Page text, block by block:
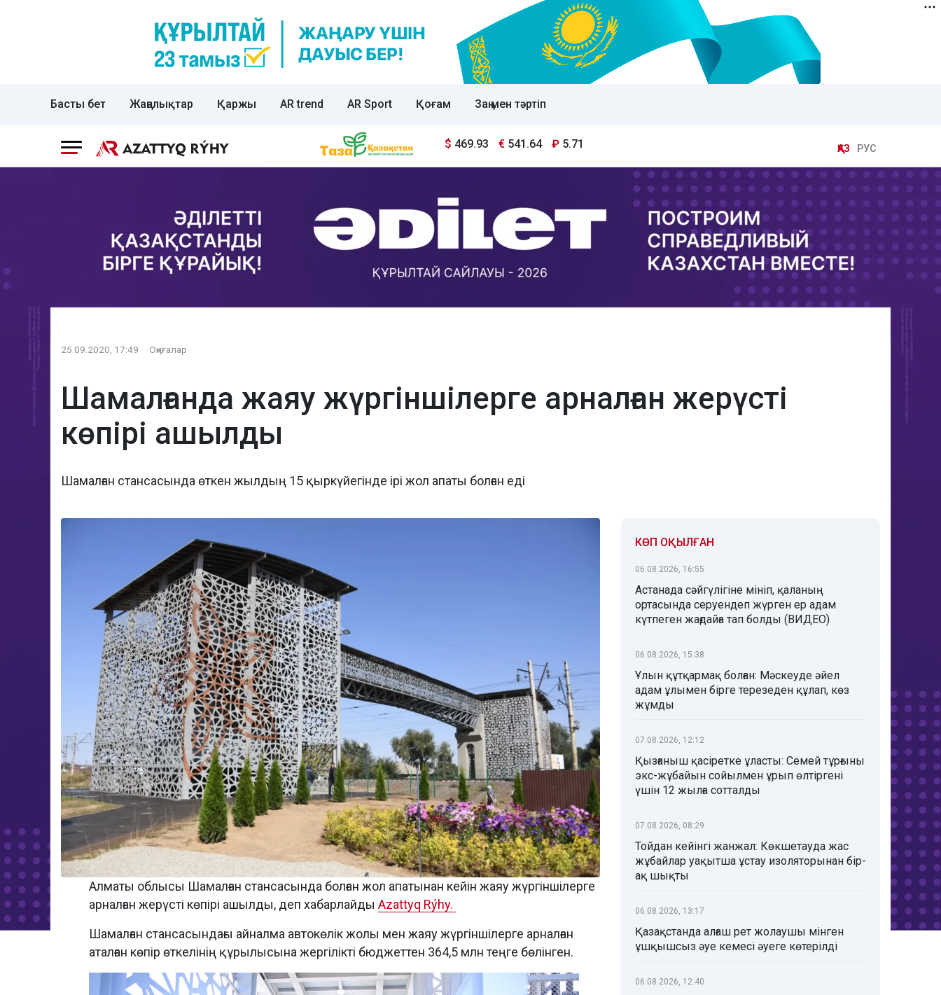
Басты бет Жаңалықтар Қаржы AR trend AR Sport Қоғам Заң мен тәртіп
$ 469.93 € 541.64 ₽ 5.71 ҚАЗ РУС
25.09.2020, 17:49 Оқиғалар
Шамалғанда жаяу жүргіншілерге арналған жерүсті
көпірі ашылды
Шамалған стансасында өткен жылдың 15 қыркүйегінде ірі жол апаты болған еді
Алматы облысы Шамалған стансасында болған жол апатынан кейін жаяу жүргіншілерге
арналған жерүсті көпірі ашылды, деп хабарлайды Azattyq Rýhy.
Шамалған стансасындағы айналма автокөлік жолы мен жаяу жүргіншілерге арналған
аталған көпір өткелінің құрылысына жергілікті бюджеттен 364,5 млн теңге бөлінген.
КӨП ОҚЫЛҒАН
06.08.2026, 16:55
Астанада сәйгүлігіне мініп, қаланың
ортасында серуендеп жүрген ер адам
күтпеген жағдайға тап болды (ВИДЕО)
06.08.2026, 15:38
Ұлын құтқармақ болған: Мәскеуде әйел
адам ұлымен бірге терезеден құлап, көз
жұмды
07.08.2026, 12:12
Қызғаныш қасіретке ұласты: Семей тұрғыны
экс-жұбайын сойылмен ұрып өлтіргені
үшін 12 жылға сотталды
07.08.2026, 08:29
Тойдан кейінгі жанжал: Көкшетауда жас
жұбайлар уақытша ұстау изоляторынан бір-
ақ шықты
06.08.2026, 13:17
Қазақстанда алғаш рет жолаушы мінген
ұшқышсыз әуе кемесі әуеге көтерілді
06.08.2026, 12:40